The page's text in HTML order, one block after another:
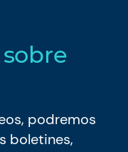
podremos
boletines,